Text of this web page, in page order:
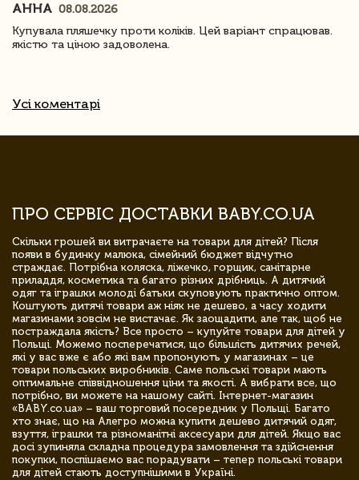
АННА 08.08.2026
Купувала пляшечку проти коліків. Цей варіант спрацював.
якістю та ціною задоволена.
Усі коментарі
ПРО СЕРВІС ДОСТАВКИ BABY.CO.UA
Скільки грошей ви витрачаєте на товари для дітей? Після
появи в будинку малюка, сімейний бюджет відчутно
страждає. Потрібна коляска, ліжечко, горщик, санітарне
приладдя, косметика та багато різних дрібниць. А дитячий
одяг та іграшки молоді батьки скуповують практично оптом.
Коштують дитячі товари аж ніяк не дешево, а часу ходити
магазинами зовсім не вистачає. Як заощадити, але так, щоб не
постраждала якість? Все просто – купуйте товари для дітей у
Польщі. Можемо посперечатися, що більшість дитячих речей,
які у вас вже є або які вам пропонують у магазинах – це
товари польських виробників. Саме польські товари мають
оптимальне співвідношення ціни та якості. А вибрати все, що
потрібно, ви можете на нашому сайті. Інтернет-магазин
«BABY.co.ua» – ваш торговий посередник у Польщі. Багато
хто знає, що на Алегро можна купити дешево дитячий одяг,
взуття, іграшки та різноманітні аксесуари для дітей. Якщо вас
досі зупиняла складна процедура замовлення та здійснення
покупки, поспішаємо вас порадувати – тепер польські товари
для дітей стають доступнішими в Україні.